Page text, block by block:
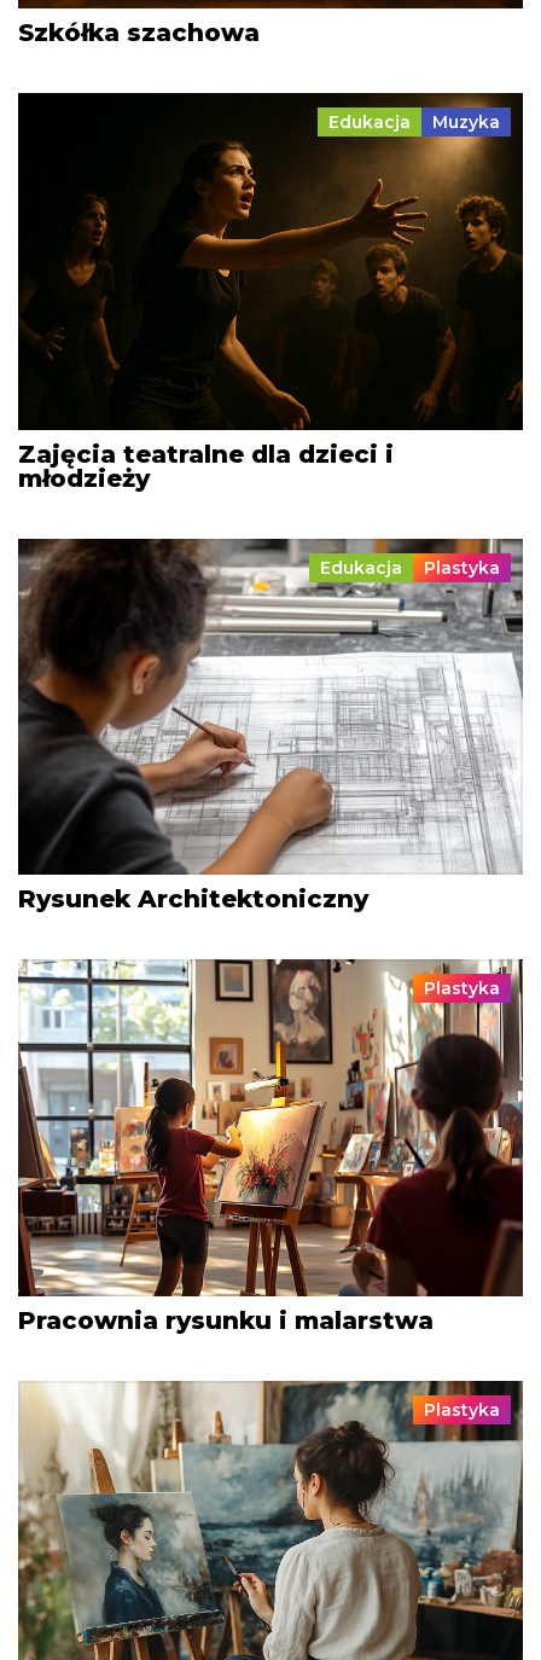
Szkółka szachowa
Zajęcia teatralne dla dzieci i
młodzieży
Edukacja Muzyka
Rysunek Architektoniczny
Edukacja Plastyka
Pracownia rysunku i malarstwa
Plastyka
Plastyka